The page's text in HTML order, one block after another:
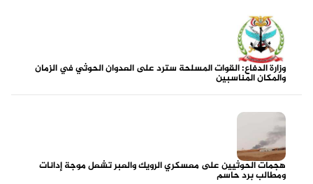
وزارة الدفاع: القوات المسلحة سترد على العدوان الحوثي في الزمان
والمكان المناسبين
هجمات الحوثيين على معسكري الرويك والعبر تشعل موجة إدانات
ومطالب برد حاسم